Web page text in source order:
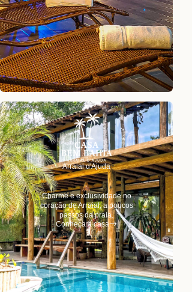
Arraial d'Ajuda
Charme e exclusividade no
coração de Arraial, a poucos
passos da praia.
Conheça a casa